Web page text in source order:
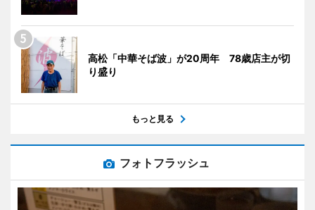
高松「中華そば波」が20周年 78歳店主が切
り盛り
もっと見る
フォトフラッシュ